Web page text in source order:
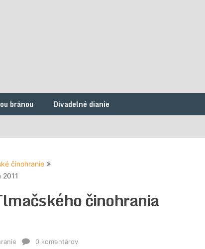
bránou Divadelné dianie
činohranie
činohrania
0 komentárov